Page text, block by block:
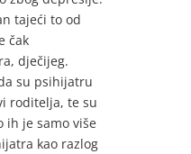
tajeći to od
čak
dječijeg.
su psihijatru
roditelja, te su
ih je samo više
kao razlog